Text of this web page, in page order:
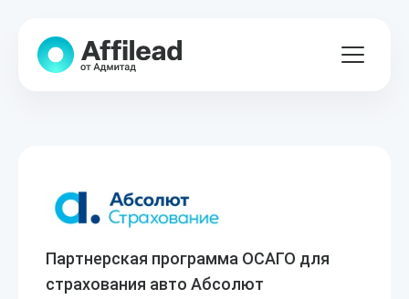
Партнерская программа ОСАГО для
страхования авто Абсолют